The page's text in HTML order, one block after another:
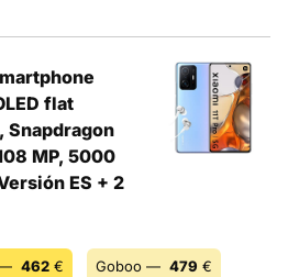
flat
Snapdragon
MP, 5000
ES + 2
— 462 € Goboo — 479 €